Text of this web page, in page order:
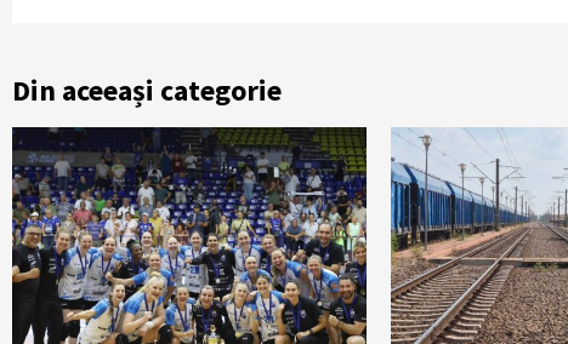
Din aceeași categorie